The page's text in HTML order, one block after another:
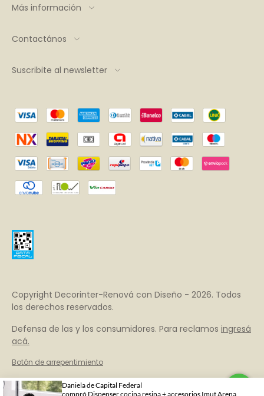
Más información
Contactános
Suscribite al newsletter
Copyright Decorinter-Renová con Diseño - 2026. Todos
los derechos reservados.
Defensa de las y los consumidores. Para reclamos ingresá
acá.
Botón de arrepentimiento